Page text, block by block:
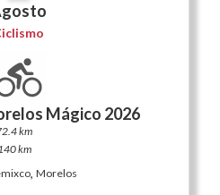
Mágico 2026
km
km
, Morelos